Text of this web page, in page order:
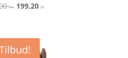
kr. Den
var:
249,00 kr..
199,20 kr.
199,20 kr..